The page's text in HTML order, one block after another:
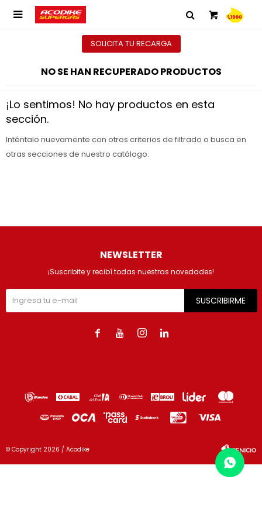

SOLICITA TU RECARGA
NO SE HAN RECUPERADO PRODUCTOS
¡Lo sentimos! No hay productos en esta
sección.
Inténtalo nuevamente con otros criterios de filtrado o busca en
otras secciones de nuestro catálogo.
NEWSLETTER
¡Suscribite y recibí todas nuestras novedades!
SUSCRIBIRME
   
© Copyright 2026 / Acodike